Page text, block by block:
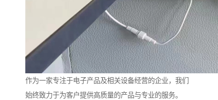
作为一家专注于电子产品及相关设备经营的企业，我们
始终致力于为客户提供高质量的产品与专业的服务。